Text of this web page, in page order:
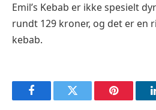
Emil’s Kebab er ikke spesielt
rundt 129 kroner, og det er en
kebab.
FacebookTwitter Pinterest